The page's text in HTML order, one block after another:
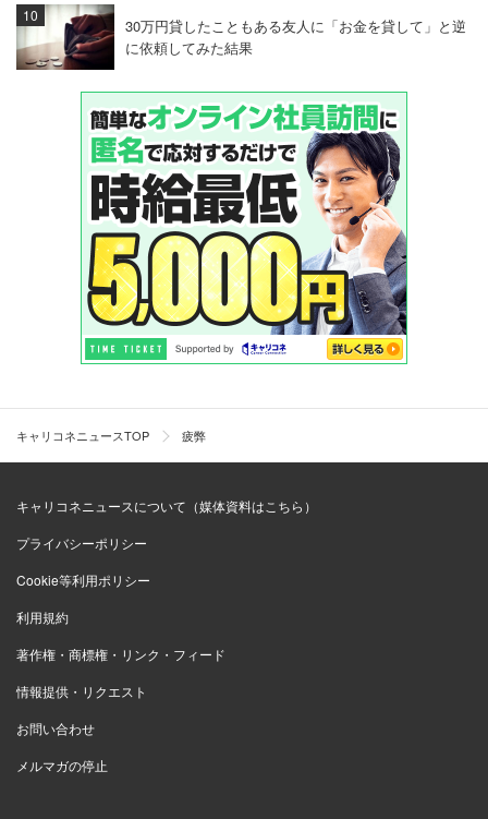
30万円貸したこともある友人に「お金を貸して」と逆
に依頼してみた結果
キャリコネニュースTOP 疲弊
キャリコネニュースについて（媒体資料はこちら）
プライバシーポリシー
Cookie等利用ポリシー
利用規約
著作権・商標権・リンク・フィード
情報提供・リクエスト
お問い合わせ
メルマガの停止